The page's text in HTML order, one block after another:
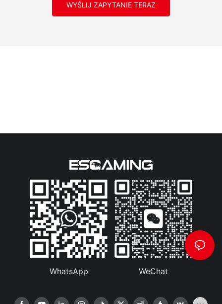
WYŚLIJ ZAPYTANIE TERAZ
WhatsApp WeChat